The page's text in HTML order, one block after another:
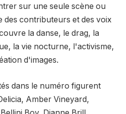
sur une seule scène ou
des contributeurs et des voix
la danse, le drag, la
la vie nocturne, l'activisme,
d'images.
dans le numéro figurent
Amber Vineyard,